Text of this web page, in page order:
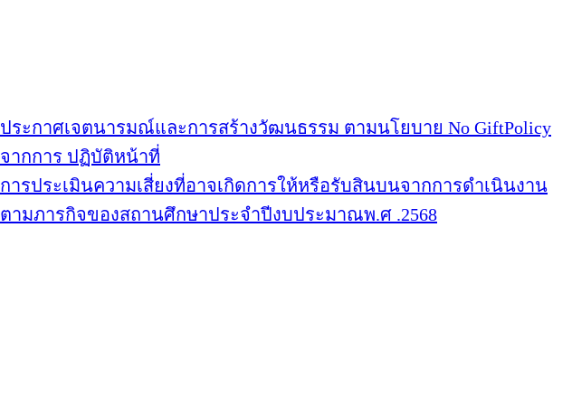
ประกาศเจตนารมณ์และการสร้างวัฒนธรรม ตามนโยบาย No GiftPolicy
จากการ ปฏิบัติหน้าที่
การประเมินความเสี่ยงที่อาจเกิดการให้หรือรับสินบนจากการดำเนินงาน
ตามภารกิจของสถานศึกษาประจำปีงบประมาณพ.ศ .2568